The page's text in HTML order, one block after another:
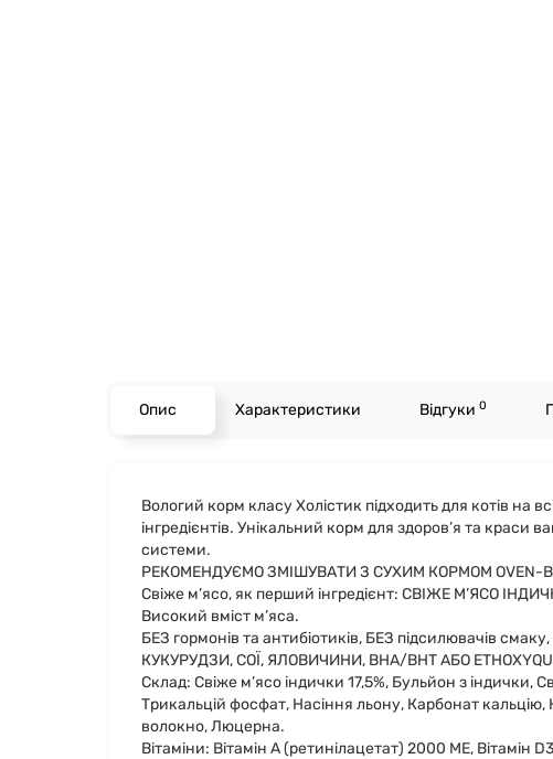
Опис Характеристики Відгуки 0
Вологий корм класу Холістик підходить для котів на
інгредієнтів. Унікальний корм для здоров’я та краси
системи.
РЕКОМЕНДУЄМО ЗМІШУВАТИ З СУХИМ КОРМОМ OVEN-
Свіже м’ясо, як перший інгредієнт: СВІЖЕ М’ЯСО
Високий вміст м’яса.
БЕЗ гормонів та антибіотиків, БЕЗ підсилювачів
КУКУРУДЗИ, СОЇ, ЯЛОВИЧИНИ, BHA/BHT АБО
Склад: Свіже м’ясо індички 17,5%, Бульйон з
Трикальцій фосфат, Насіння льону, Карбонат кальцію,
волокно, Люцерна.
Вітаміни: Вітамін А (ретинілацетат) 2000 МЕ, Вітамін